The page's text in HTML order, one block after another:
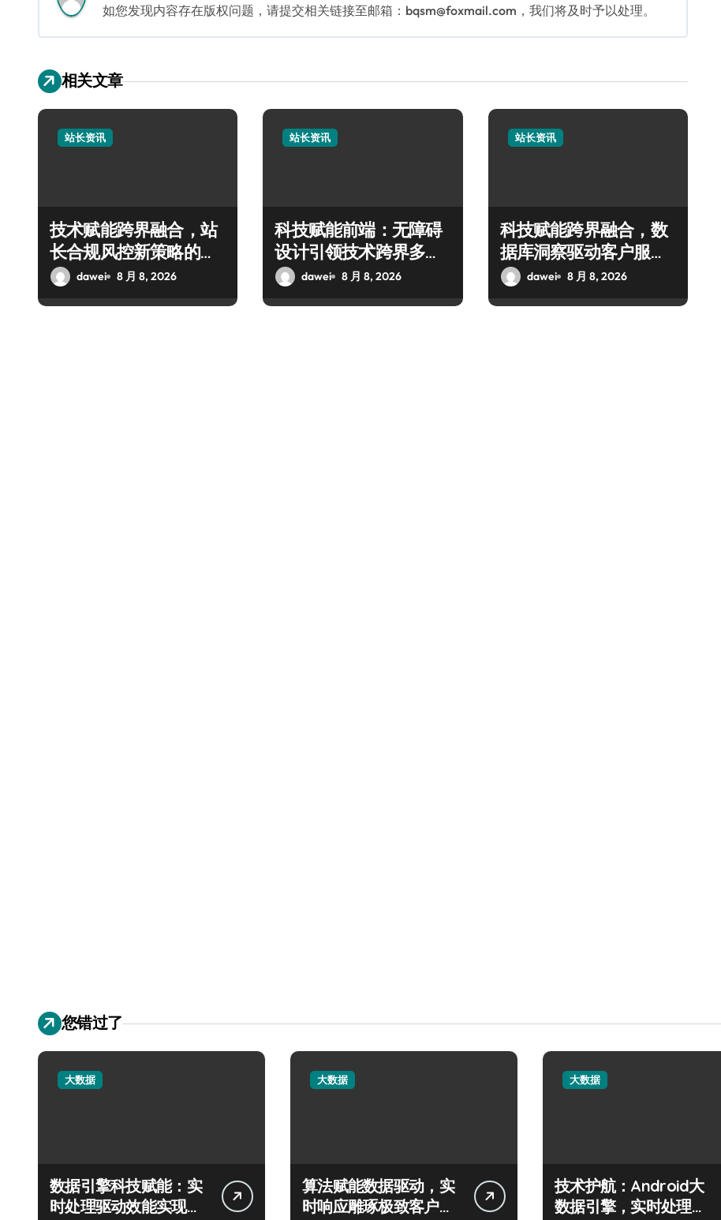
如您发现内容存在版权问题，请提交相关链接至邮箱：bqsm@foxmail.com，我们将及时予以处理。
相关文章
站长资讯
技术赋能跨界融合，站
长合规风控新策略的科
技破局之道
dawei 8 月 8, 2026
站长资讯
科技赋能前端：无障碍
设计引领技术跨界多元
融合新潮
dawei 8 月 8, 2026
站长资讯
科技赋能跨界融合，数
据库洞察驱动客户服务
新升级
dawei 8 月 8, 2026
您错过了
大数据
数据引擎科技赋能：实
时处理驱动效能实现飞
大数据
算法赋能数据驱动，实
时响应雕琢极致客户服
大数据
技术护航：Android大
数据引擎，实时处理引